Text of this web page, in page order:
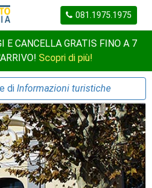
081.1975.1975
E CANCELLA GRATIS FINO A 7
Scopri di più!
di Informazioni turistiche